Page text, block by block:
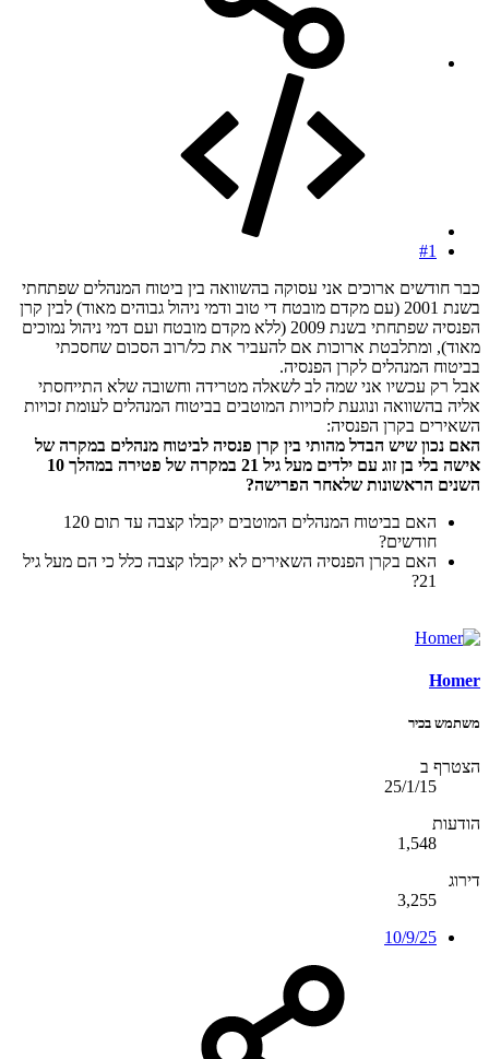
#1
כבר חודשים ארוכים אני עסוקה בהשוואה בין ביטוח המנהלים שפתחתי
בשנת 2001 (עם מקדם מובטח די טוב ודמי ניהול גבוהים מאוד) לבין קרן
הפנסיה שפתחתי בשנת 2009 (ללא מקדם מובטח ועם דמי ניהול נמוכים
מאוד), ומתלבטת ארוכות אם להעביר את כל/רוב הסכום שחסכתי
בביטוח המנהלים לקרן הפנסיה.
אבל רק עכשיו אני שמה לב לשאלה מטרידה וחשובה שלא התייחסתי
אליה בהשוואה ונוגעת לזכויות המוטבים בביטוח המנהלים לעומת זכויות
השאירים בקרן הפנסיה:
האם נכון שיש הבדל מהותי בין קרן פנסיה לביטוח מנהלים במקרה של
אישה בלי בן זוג עם ילדים מעל גיל 21 במקרה של פטירה במהלך 10
השנים הראשונות שלאחר הפרישה?
האם בביטוח המנהלים המוטבים יקבלו קצבה עד תום 120
חודשים?
האם בקרן הפנסיה השאירים לא יקבלו קצבה כלל כי הם מעל גיל
21?
Homer
משתמש בכיר
הצטרף ב
25/1/15
הודעות
1,548
דירוג
3,255
10/9/25